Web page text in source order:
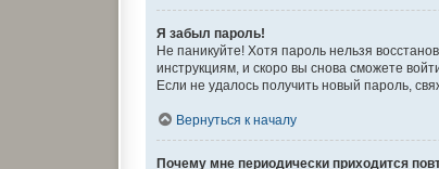
Я забыл пароль!
Не паникуйте! Хотя пароль нельзя
инструкциям, и скоро вы снова сможете
Если не удалось получить новый пароль,
Вернуться к началу
Почему мне периодически приходится